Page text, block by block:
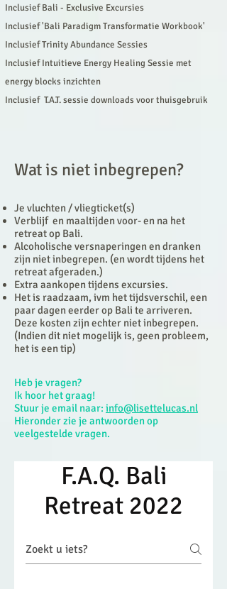
Inclusief Bali - Exclusive Excursies
Inclusief 'Bali Paradigm Transformatie Workbook'
Inclusief Trinity Abundance Sessies
InclusiefIntuitieve Energy Healing Sessie met
energy blocks inzichten
Inclusief T.A.T. sessie downloads voor thuisgebruik
Wat is niet inbegrepen?
Je vluchten / vliegticket(s)
Verblijf en maaltijden voor- en na het
retreat op Bali.
Alcoholische versnaperingen en dranken
zijn niet inbegrepen. (en wordt tijdens het
retreat afgeraden.)
Extra aankopen tijdens excursies.
Het is raadzaam, ivm het tijdsverschil, een
paar dagen eerder op Bali te arriveren.
Deze kosten zijn echter niet inbegrepen.
(Indien dit niet mogelijk is, geen probleem,
het is een tip)
Heb je vragen?
Ik hoor het graag!
Stuur je email naar: info@lisettelucas.nl
Hieronder zie je antwoorden op
veelgestelde vragen.
F.A.Q. Bali
Retreat 2022